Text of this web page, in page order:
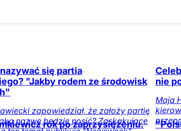
się partia
"Jakby rodem ze środowisk
zapowiedział, że założy partię
nazwę będzie nosić? Zaskakujące
nie
Maja
rok po zaprzysiężeniu.